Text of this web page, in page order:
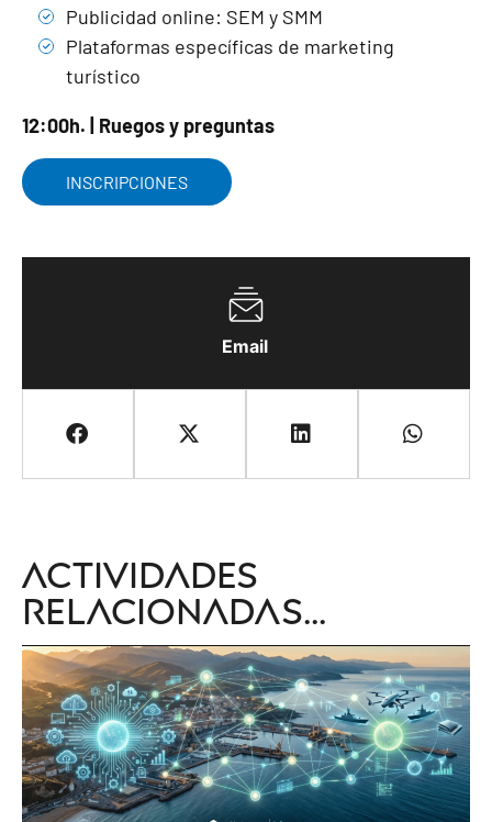
Email
Publicidad online: SEM y SMM
Plataformas específicas de marketing
turístico
12:00h. | Ruegos y preguntas
INSCRIPCIONES
Actividades
relacionadas...